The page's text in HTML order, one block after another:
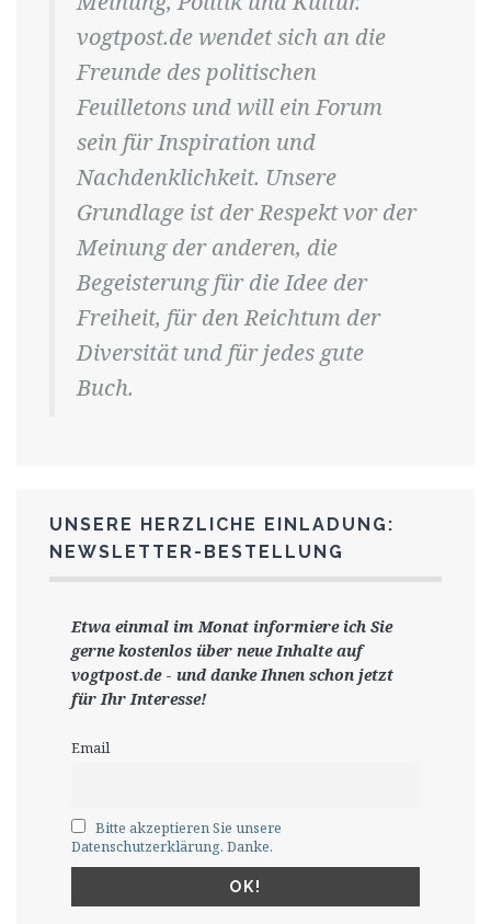
vogtpost.de wendet sich an die
Freunde des politischen
Feuilletons und will ein Forum
sein für Inspiration und
Nachdenklichkeit. Unsere
Grundlage ist der Respekt vor der
Meinung der anderen, die
Begeisterung für die Idee der
Freiheit, für den Reichtum der
Diversität und für jedes gute
Buch.
UNSERE HERZLICHE EINLADUNG:
NEWSLETTER-BESTELLUNG
Etwa einmal im Monat informiere ich Sie
gernekostenlos über neue Inhalte auf
vogtpost.de- und danke Ihnen schon jetzt
für Ihr Interesse!
Email
Bitte akzeptieren Sie unsere
Datenschutzerklärung. Danke.